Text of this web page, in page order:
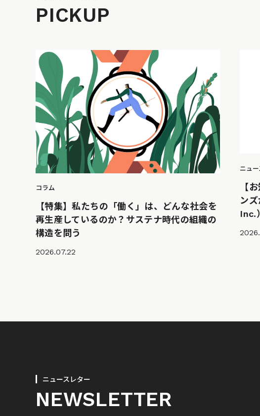
PICKUP
コラム
【特集】私たちの「働く」は、どんな社会を
再生産しているのか？サステナ時代の組織の
構造を問う
2026.07.22
ニュー
【
ン
Inc.
ニュースレター
NEWSLETTER